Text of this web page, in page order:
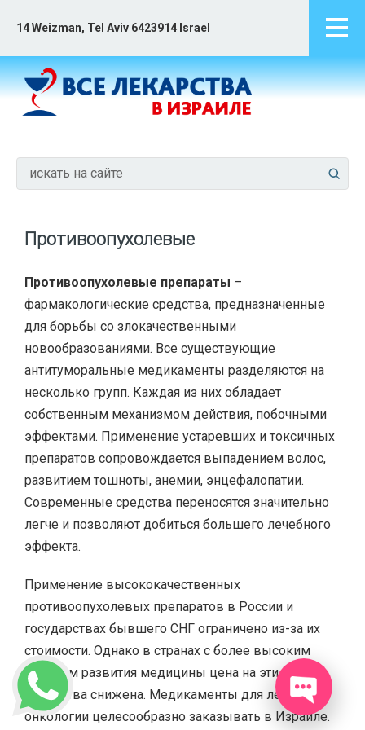
14 Weizman, Tel Aviv 6423914 Israel
Противоопухолевые
Противоопухолевые препараты –
фармакологические средства, предназначенные
для борьбы со злокачественными
новообразованиями. Все существующие
антитуморальные медикаменты разделяются на
несколько групп. Каждая из них обладает
собственным механизмом действия, побочными
эффектами. Применение устаревших и токсичных
препаратов сопровождается выпадением волос,
развитием тошноты, анемии, энцефалопатии.
Современные средства переносятся значительно
легче и позволяют добиться большего лечебного
эффекта.
Применение высококачественных
противоопухолевых препаратов в России и
государствах бывшего СНГ ограничено из-за их
стоимости. Однако в странах с более высоким
уровнем развития медицины цена на эти
лекарства снижена. Медикаменты для лечения
онкологии целесообразно заказывать в Израиле.